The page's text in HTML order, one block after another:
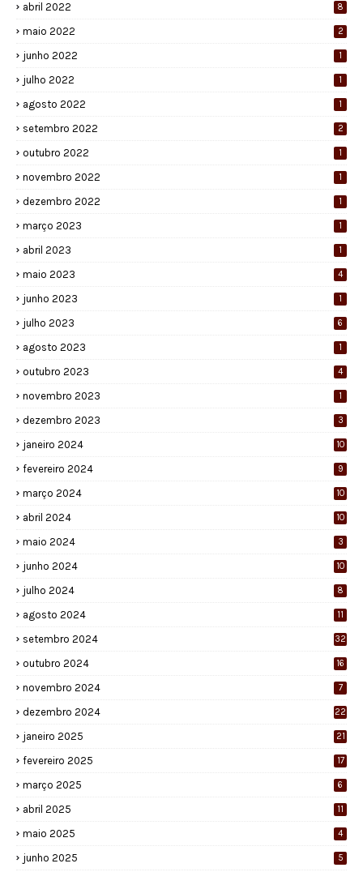
abril 2022 8
maio 2022 2
junho 2022 1
julho 2022 1
agosto 2022 1
setembro 2022 2
outubro 2022 1
novembro 2022 1
dezembro 2022 1
março 2023 1
abril 2023 1
maio 2023 4
junho 2023 1
julho 2023 6
agosto 2023 1
outubro 2023 4
novembro 2023 1
dezembro 2023 3
janeiro 2024 10
fevereiro 2024 9
março 2024 10
abril 2024 10
maio 2024 3
junho 2024 10
julho 2024 8
agosto 2024 11
setembro 2024 32
outubro 2024 16
novembro 2024 7
dezembro 2024 22
janeiro 2025 21
fevereiro 2025 17
março 2025 6
abril 2025 11
maio 2025 4
junho 2025 5